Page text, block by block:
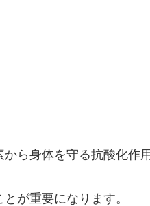
から身体を守る抗酸化作
が重要になります。